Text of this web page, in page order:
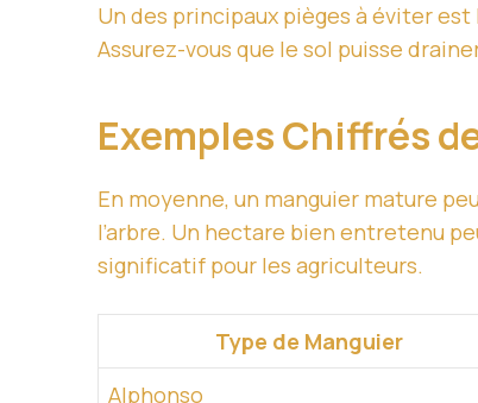
Un des principaux pièges à éviter
Assurez-vous que le sol puisse
Exemples Chiffrés
En moyenne, un manguier mature
l’arbre. Un hectare bien entretenu
significatif pour les agriculteurs.
Type de Manguier
Alphonso